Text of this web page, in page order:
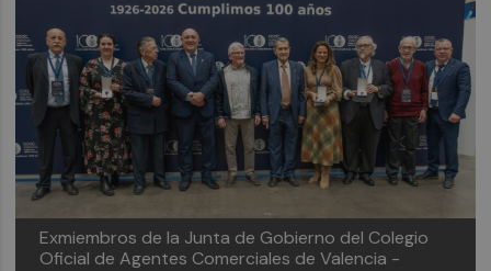
Exmiembros de la Junta de Gobierno del Colegio
Oficial de Agentes Comerciales de Valencia -